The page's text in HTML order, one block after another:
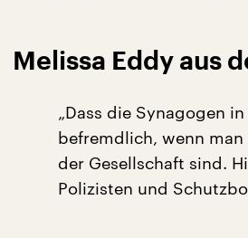
Melissa Eddy aus
„Dass die Synagogen
befremdlich, wenn man
der Gesellschaft sind.
Polizisten und